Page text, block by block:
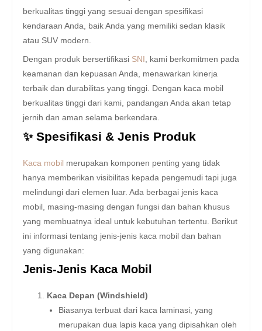
berkualitas tinggi yang sesuai dengan spesifikasi
kendaraan Anda, baik Anda yang memiliki sedan klasik
atau SUV modern.
Dengan produk bersertifikasi SNI
, kami berkomitmen pada
keamanan dan kepuasan Anda, menawarkan kinerja
terbaik dan durabilitas yang tinggi. Dengan kaca mobil
berkualitas tinggi dari kami, pandangan Anda akan tetap
jernih dan aman selama berkendara.
✨ Spesifikasi & Jenis Produk
Kaca mobil merupakan komponen penting yang tidak
hanya memberikan visibilitas kepada pengemudi tapi juga
melindungi dari elemen luar. Ada berbagai jenis kaca
mobil, masing-masing dengan fungsi dan bahan khusus
yang membuatnya ideal untuk kebutuhan tertentu. Berikut
ini informasi tentang jenis-jenis kaca mobil dan bahan
yang digunakan:
Jenis-Jenis Kaca Mobil
Kaca Depan (Windshield)
Biasanya terbuat dari kaca laminasi, yang
merupakan dua lapis kaca yang dipisahkan oleh